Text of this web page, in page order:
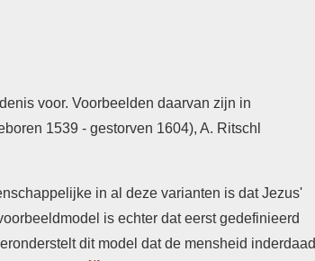
voor. Voorbeelden daarvan zijn in
1539 - gestorven 1604), A. Ritschl
in al deze varianten is dat Jezus'
is echter dat eerst gedefinieerd
dit model dat de mensheid inderdaad